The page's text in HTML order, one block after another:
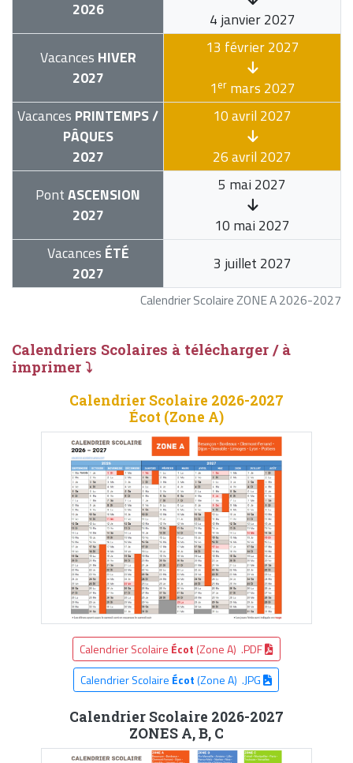
Calendrier Scolaire ZONE A 2026-2027
2026
4 janvier 2027
Vacances HIVER
2027
13 février 2027
1ermars 2027
Vacances PRINTEMPS /
PÂQUES
2027
10 avril 2027
26 avril 2027
PontASCENSION
2027
5 mai 2027
10 mai 2027
Vacances ÉTÉ
2027
3 juillet 2027
Calendriers Scolaires à télécharger / à
imprimer ⤵
Calendrier Scolaire 2026-2027
Écot (Zone A)
Calendrier Scolaire Écot (Zone A) .PDF
Calendrier Scolaire Écot(Zone A) .JPG
Calendrier Scolaire 2026-2027
ZONES A, B, C